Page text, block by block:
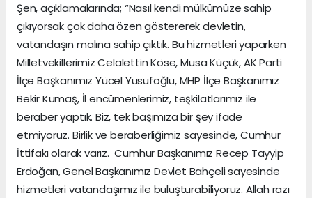
Şen, açıklamalarında; “Nasıl kendi mülkümüze sahip
çıkıyorsak çok daha özen göstererek devletin,
vatandaşın malına sahip çıktık. Bu hizmetleri yaparken
Milletvekillerimiz Celalettin Köse, Musa Küçük, AK Parti
İlçe Başkanımız Yücel Yusufoğlu, MHP İlçe Başkanımız
Bekir Kumaş, İl encümenlerimiz, teşkilatlarımız ile
beraber yaptık. Biz, tek başımıza bir şey ifade
etmiyoruz. Birlik ve beraberliğimiz sayesinde, Cumhur
İttifakı olarak varız. Cumhur Başkanımız Recep Tayyip
Erdoğan, Genel Başkanımız Devlet Bahçeli sayesinde
hizmetleri vatandaşımız ile buluşturabiliyoruz. Allah razı